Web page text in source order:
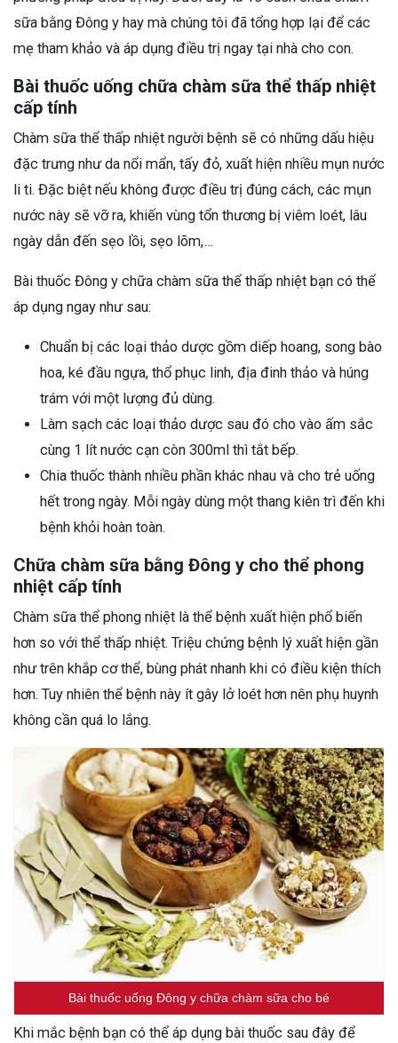
sữa bằng Đông y hay mà chúng tôi đã tổng hợp lại để các
mẹ tham khảo và áp dụng điều trị ngay tại nhà cho con.
Bài thuốc uống chữa chàm sữa thể thấp nhiệt
cấp tính
Chàm sữa thể thấp nhiệt người bệnh sẽ có những dấu hiệu
đặc trưng như da nổi mẩn, tấy đỏ, xuất hiện nhiều mụn nước
li ti. Đặc biệt nếu không được điều trị đúng cách, các mụn
nước này sẽ vỡ ra, khiến vùng tổn thương bị viêm loét, lâu
ngày dẫn đến sẹo lồi, sẹo lõm,…
Bài thuốc Đông y chữa chàm sữa thể thấp nhiệt bạn có thể
áp dụng ngay như sau:
Chuẩn bị các loại thảo dược gồm diếp hoang, song bào
hoa, ké đầu ngựa, thổ phục linh, địa đinh thảo và húng
trám với một lượng đủ dùng.
Làm sạch các loại thảo dược sau đó cho vào ấm sắc
cùng 1 lít nước cạn còn 300ml thì tắt bếp.
Chia thuốc thành nhiều phần khác nhau và cho trẻ uống
hết trong ngày. Mỗi ngày dùng một thang kiên trì đến khi
bệnh khỏi hoàn toàn.
Chữa chàm sữa bằng Đông y cho thể phong
nhiệt cấp tính
Chàm sữa thể phong nhiệt là thể bệnh xuất hiện phổ biến
hơn so với thể thấp nhiệt. Triệu chứng bệnh lý xuất hiện gần
như trên khắp cơ thể, bùng phát nhanh khi có điều kiện thích
hơn. Tuy nhiên thể bệnh này ít gây lở loét hơn nên phụ huynh
không cần quá lo lắng.
Bài thuốc uống Đông y chữa chàm sữa cho bé
Khi mắc bệnh bạn có thể áp dụng bài thuốc sau đây để